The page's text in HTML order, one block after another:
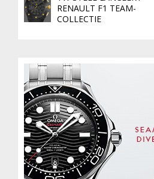
RENAULT F1 TEAM-
COLLECTIE